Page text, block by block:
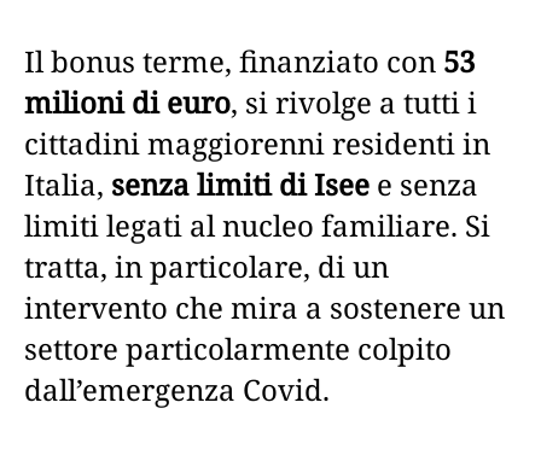
Il bonus terme, finanziato con 53
milioni di euro, si rivolge a tutti i
cittadini maggiorenni residenti in
Italia, senza limiti di Isee e senza
limiti legati al nucleo familiare. Si
tratta, in particolare, di un
intervento che mira a sostenere un
settore particolarmente colpito
dall’emergenza Covid.